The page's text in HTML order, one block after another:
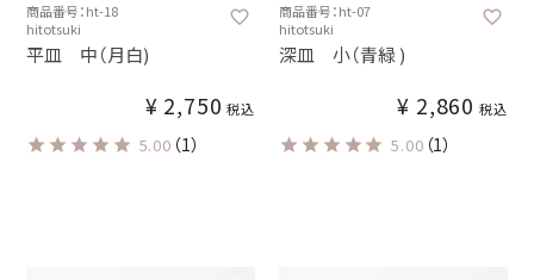
商品番号：ht-18
hitotsuki
平皿 中（月白)
¥ 2,750 税込
5.00 （1）
商品番号：ht-07
hitotsuki
深皿 小（青緑 )
¥ 2,860 税込
5.00 （1）